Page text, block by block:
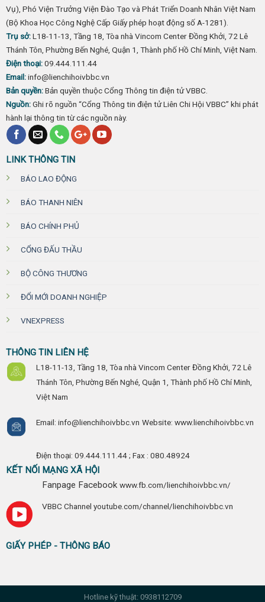
Vụ), Phó Viện Trưởng Viện Đào Tạo và Phát Triển Doanh Nhân Việt Nam
(Bộ Khoa Học Công Nghệ Cấp Giấy phép hoạt động số A-1281).
Trụ sở:L18-11-13, Tầng 18, Tòa nhà Vincom Center Đồng Khởi, 72 Lê
Thánh Tôn, Phường Bến Nghé, Quận 1, Thành phố Hồ Chí Minh, Việt Nam.
Điện thoại:09.444.111.44
Email:info@lienchihoivbbc.vn
Bản quyền:Bản quyền thuộc Cổng Thông tin điện tử VBBC.
Nguồn:Ghi rõ nguồn “Cổng Thông tin điện tử Liên Chi Hội VBBC” khi phát
hành lại thông tin từ các nguồn này.
LINK THÔNG TIN
BÁO LAO ĐỘNG
BÁO THANH NIÊN
BÁO CHÍNH PHỦ
CỔNG ĐẤU THẦU
BỘ CÔNG THƯƠNG
ĐỔI MỚI DOANH NGHIỆP
VNEXPRESS
THÔNG TIN LIÊN HỆ
L18-11-13, Tầng 18, Tòa nhà Vincom Center Đồng Khởi, 72 Lê
Thánh Tôn, Phường Bến Nghé, Quận 1, Thành phố Hồ Chí Minh,
Việt Nam
Email: info@lienchihoivbbc.vn Website: www.lienchihoivbbc.vn
Điện thoại: 09.444.111.44 ; Fax : 080.48924
KẾT NỐI MẠNG XÃ HỘI
Fanpage Facebook www.fb.com/lienchihoivbbc.vn/
VBBC Channel youtube.com/channel/lienchihoivbbc.vn
GIẤY PHÉP - THÔNG BÁO
Hotline kỹ thuật: 0938112709